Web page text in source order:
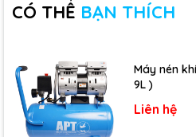
CÓ THỂ BẠN THÍCH
Máy nén
9L )
Liên hệ